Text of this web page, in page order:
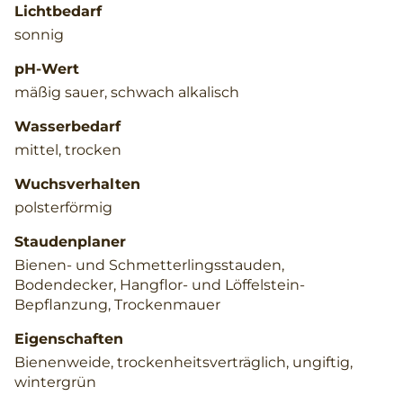
Lichtbedarf
sonnig
pH-Wert
mäßig sauer, schwach alkalisch
Wasserbedarf
mittel, trocken
Wuchsverhalten
polsterförmig
Staudenplaner
Bienen- und Schmetterlingsstauden,
Bodendecker, Hangflor- und Löffelstein-
Bepflanzung, Trockenmauer
Eigenschaften
Bienenweide, trockenheitsverträglich, ungiftig,
wintergrün